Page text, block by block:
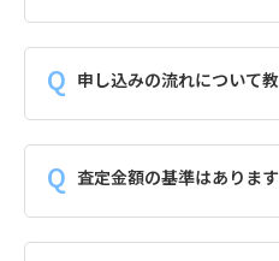
申し込みの流れについて教
査定金額の基準はありま